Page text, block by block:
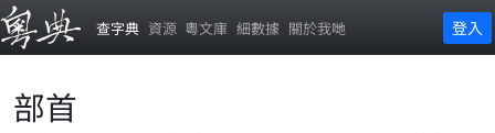
查字典 資源 粵文庫 細數據 關於我哋 登入
部首